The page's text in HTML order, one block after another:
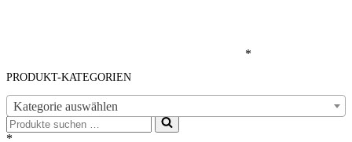
*
PRODUKT-KATEGORIEN
Kategorie auswählen
Suchen
nach …
*